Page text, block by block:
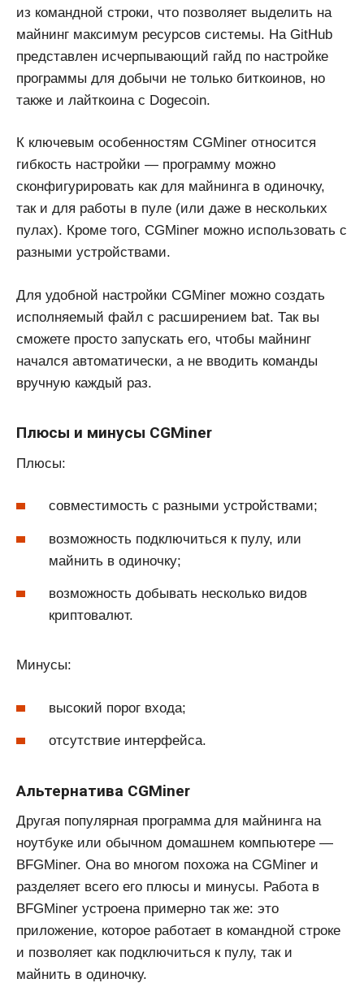
из командной строки, что позволяет выделить на
майнинг максимум ресурсов системы. На GitHub
представлен исчерпывающий гайд по настройке
программы для добычи не только биткоинов, но
также и лайткоина с Dogecoin.
К ключевым особенностям CGMiner относится
гибкость настройки — программу можно
сконфигурировать как для майнинга в одиночку,
так и для работы в пуле (или даже в нескольких
пулах). Кроме того, CGMiner можно использовать с
разными устройствами.
Для удобной настройки CGMiner можно создать
исполняемый файл с расширением bat. Так вы
сможете просто запускать его, чтобы майнинг
начался автоматически, а не вводить команды
вручную каждый раз.
Плюсы и минусы CGMiner
Плюсы:
совместимость с разными устройствами;
возможность подключиться к пулу, или
майнить в одиночку;
возможность добывать несколько видов
криптовалют.
Минусы:
высокий порог входа;
отсутствие интерфейса.
Альтернатива CGMiner
Другая популярная программа для майнинга на
ноутбуке или обычном домашнем компьютере —
BFGMiner. Она во многом похожа на CGMiner и
разделяет всего его плюсы и минусы. Работа в
BFGMiner устроена примерно так же: это
приложение, которое работает в командной строке
и позволяет как подключиться к пулу, так и
майнить в одиночку.